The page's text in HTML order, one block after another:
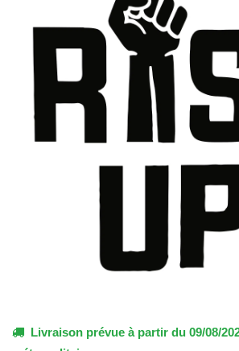
Livraison prévue à partir du 09/08/